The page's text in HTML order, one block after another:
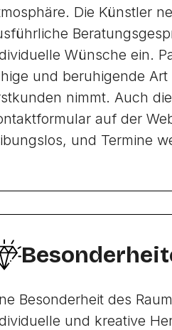
Die Künstler
Wünsche ein.
und beruhigende
nimmt. Auch
auf der
und Termine
Besonderheit des
und kreative